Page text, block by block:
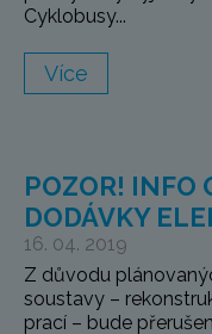
Cyklobusy...
Více
POZOR! INFO
DODÁVKY
16. 04. 2019
Z důvodu
soustavy –
prací – bude